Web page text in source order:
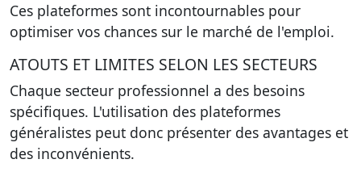
Ces plateformes sont incontournables pour
optimiser vos chances sur le marché de l'emploi.
ATOUTS ET LIMITES SELON LES SECTEURS
Chaque secteur professionnel a des besoins
spécifiques. L'utilisation des plateformes
généralistes peut donc présenter des avantages et
des inconvénients.